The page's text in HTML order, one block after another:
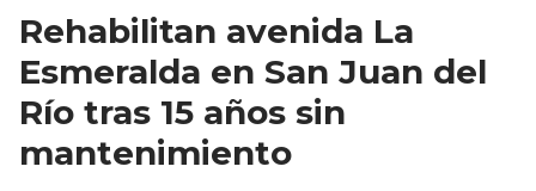
Rehabilitan avenida La
Esmeralda en San Juan del
Río tras 15 años sin
mantenimiento